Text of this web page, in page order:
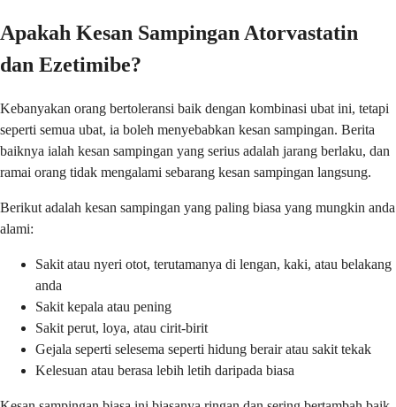
Apakah Kesan Sampingan Atorvastatin
dan Ezetimibe?
Kebanyakan orang bertoleransi baik dengan kombinasi ubat ini, tetapi
seperti semua ubat, ia boleh menyebabkan kesan sampingan. Berita
baiknya ialah kesan sampingan yang serius adalah jarang berlaku, dan
ramai orang tidak mengalami sebarang kesan sampingan langsung.
Berikut adalah kesan sampingan yang paling biasa yang mungkin anda
alami:
Sakit atau nyeri otot, terutamanya di lengan, kaki, atau belakang
anda
Sakit kepala atau pening
Sakit perut, loya, atau cirit-birit
Gejala seperti selesema seperti hidung berair atau sakit tekak
Kelesuan atau berasa lebih letih daripada biasa